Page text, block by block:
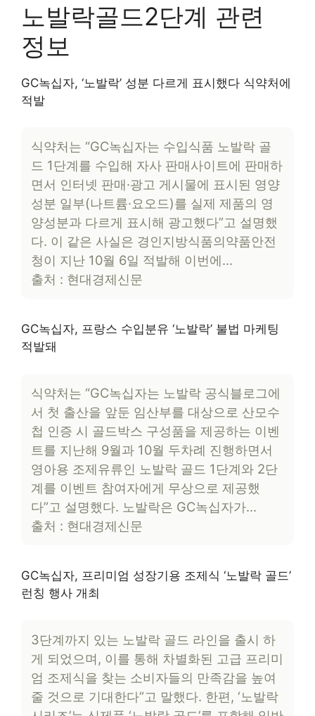
노발락골드2단계 관련
정보
GC녹십자, ‘노발락’ 성분 다르게 표시했다 식약처에
적발
식약처는 “GC녹십자는 수입식품 노발락 골
드 1단계를 수입해 자사 판매사이트에 판매하
면서 인터넷 판매·광고 게시물에 표시된 영양
성분 일부(나트륨·요오드)를 실제 제품의 영
양성분과 다르게 표시해 광고했다”고 설명했
다. 이 같은 사실은 경인지방식품의약품안전
청이 지난 10월 6일 적발해 이번에…
출처 : 현대경제신문
GC녹십자, 프랑스 수입분유 ‘노발락’ 불법 마케팅
적발돼
식약처는 “GC녹십자는 노발락 공식블로그에
서 첫 출산을 앞둔 임산부를 대상으로 산모수
첩 인증 시 골드박스 구성품을 제공하는 이벤
트를 지난해 9월과 10월 두차례 진행하면서
영아용 조제유류인 노발락 골드 1단계와 2단
계를 이벤트 참여자에게 무상으로 제공했
다”고 설명했다. 노발락은 GC녹십자가…
출처 : 현대경제신문
GC녹십자, 프리미엄 성장기용 조제식 ‘노발락 골드’
런칭 행사 개최
3단계까지 있는 노발락 골드 라인을 출시 하
게 되었으며, 이를 통해 차별화된 고급 프리미
엄 조제식을 찾는 소비자들의 만족감을 높여
줄 것으로 기대한다”고 말했다. 한편, ‘노발락